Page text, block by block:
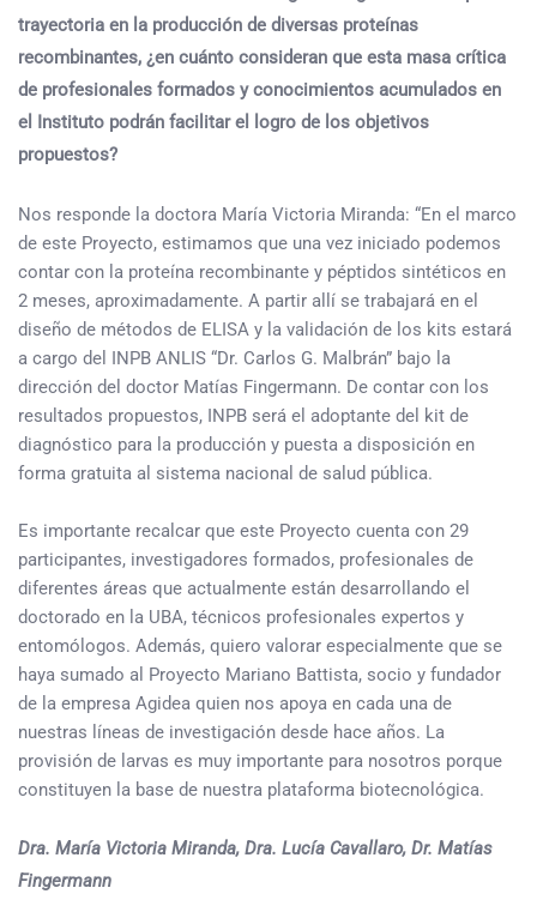
trayectoria en la producción de diversas proteínas
recombinantes, ¿en cuánto consideran que esta masa crítica
de profesionales formados y conocimientos acumulados en
el Instituto podrán facilitar el logro de los objetivos
propuestos?
Nos responde la doctora María Victoria Miranda: “En el marco
de este Proyecto, estimamos que una vez iniciado podemos
contar con la proteína recombinante y péptidos sintéticos en
2 meses, aproximadamente. A partir allí se trabajará en el
diseño de métodos de ELISA y la validación de los kits estará
a cargo del INPB ANLIS “Dr. Carlos G. Malbrán” bajo la
dirección del doctor Matías Fingermann. De contar con los
resultados propuestos, INPB será el adoptante del kit de
diagnóstico para la producción y puesta a disposición en
forma gratuita al sistema nacional de salud pública.
Es importante recalcar que este Proyecto cuenta con 29
participantes, investigadores formados, profesionales de
diferentes áreas que actualmente están desarrollando el
doctorado en la UBA, técnicos profesionales expertos y
entomólogos. Además, quiero valorar especialmente que se
haya sumado al Proyecto Mariano Battista, socio y fundador
de la empresa Agidea quien nos apoya en cada una de
nuestras líneas de investigación desde hace años. La
provisión de larvas es muy importante para nosotros porque
constituyen la base de nuestra plataforma biotecnológica.
Dra. María Victoria Miranda, Dra. Lucía Cavallaro, Dr. Matías
Fingermann